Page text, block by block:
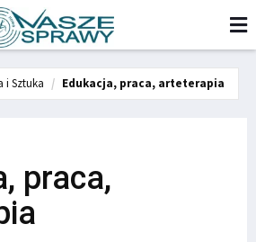
i Sztuka Edukacja, praca, arteterapia
praca,